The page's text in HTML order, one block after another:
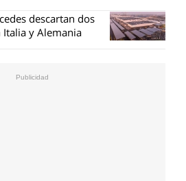
descartan dos
Italia y Alemania